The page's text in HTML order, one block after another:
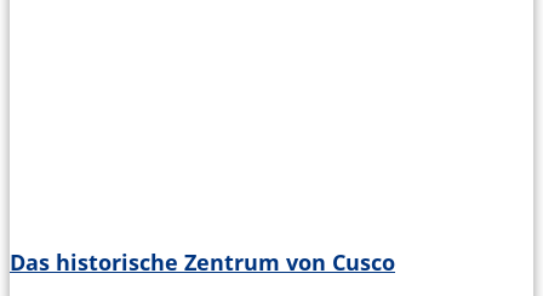
Das historische Zentrum von Cusco